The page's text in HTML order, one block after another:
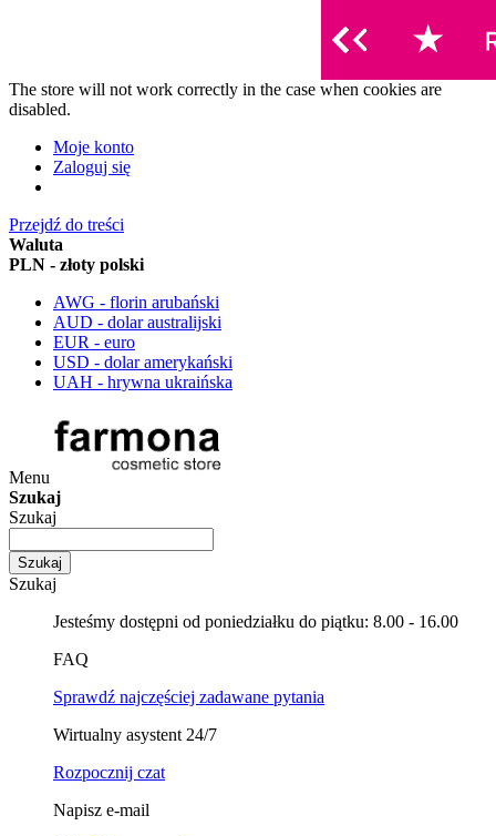
The store will not work correctly in the case when cookies are
disabled.
Moje konto
Zaloguj się
Przejdź do treści
Waluta
PLN - złoty polski
AWG - florin arubański
AUD - dolar australijski
EUR - euro
USD - dolar amerykański
UAH - hrywna ukraińska
Menu
Szukaj
Szukaj
Szukaj
Szukaj
Jesteśmy dostępni od poniedziałku do piątku: 8.00 - 16.00
FAQ
Sprawdź najczęściej zadawane pytania
Wirtualny asystent 24/7
Rozpocznij czat
Napisz e-mail